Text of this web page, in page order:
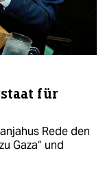
für
Rede den
Gaza“ und